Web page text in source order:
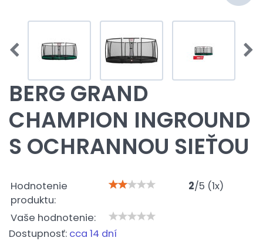
BERG GRAND
CHAMPION INGROUND
S OCHRANNOU SIEŤOU
Hodnotenie
produktu:
2/5 (1x)
Vaše hodnotenie:
Dostupnosť: cca 14 dní